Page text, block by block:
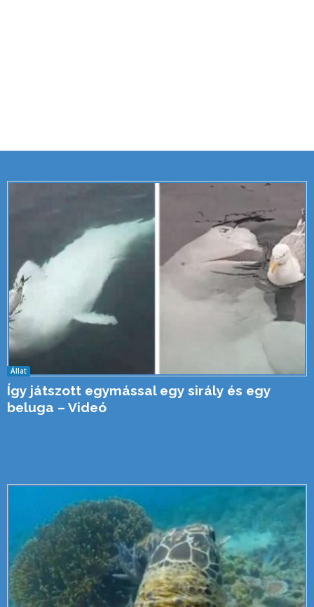
Állat
Így játszott egymással egy sirály és egy
beluga – Videó